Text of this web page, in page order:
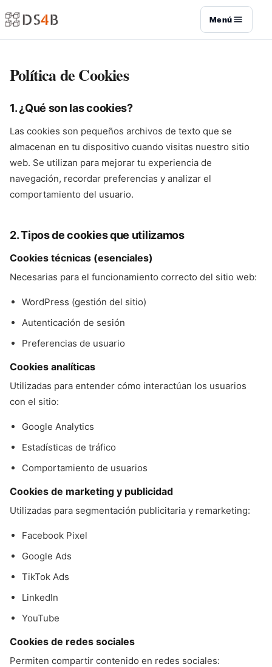
Menú
Política de Cookies
1. ¿Qué son las cookies?
Las cookies son pequeños archivos de texto que se
almacenan en tu dispositivo cuando visitas nuestro sitio
web. Se utilizan para mejorar tu experiencia de
navegación, recordar preferencias y analizar el
comportamiento del usuario.
2. Tipos de cookies que utilizamos
Cookies técnicas (esenciales)
Necesarias para el funcionamiento correcto del sitio web:
WordPress (gestión del sitio)
Autenticación de sesión
Preferencias de usuario
Cookies analíticas
Utilizadas para entender cómo interactúan los usuarios
con el sitio:
Google Analytics
Estadísticas de tráfico
Comportamiento de usuarios
Cookies de marketing y publicidad
Utilizadas para segmentación publicitaria y remarketing:
Facebook Pixel
Google Ads
TikTok Ads
LinkedIn
YouTube
Cookies de redes sociales
Permiten compartir contenido en redes sociales: